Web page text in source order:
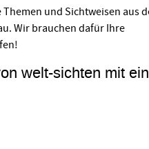
und Sichtweisen aus
Wir brauchen dafür Ihre
welt-sichten mit